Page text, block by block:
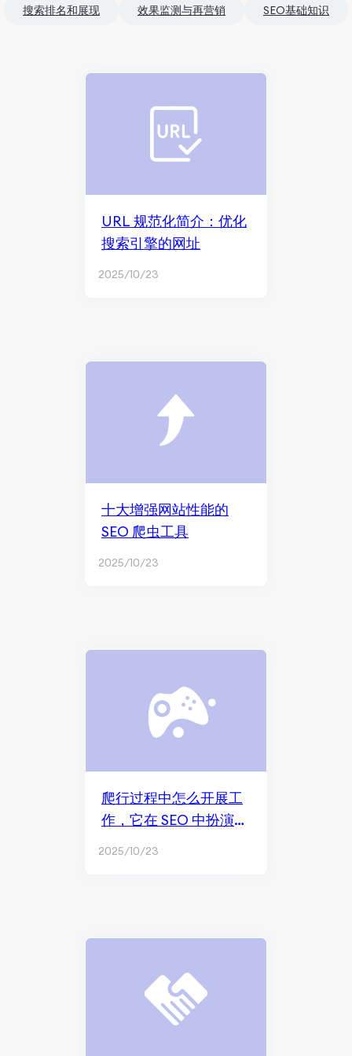
搜索排名和展现 效果监测与再营销 SEO基础知识
URL 规范化简介：优化
搜索引擎的网址
2025/10/23
十大增强网站性能的
SEO 爬虫工具
2025/10/23
爬行过程中怎么开展工
作，它在 SEO 中扮演什
2025/10/23